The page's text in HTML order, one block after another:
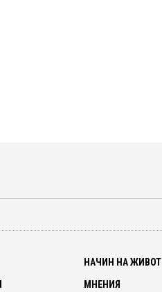
НАЧИН НА ЖИВОТ
МНЕНИЯ